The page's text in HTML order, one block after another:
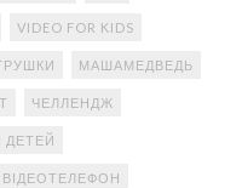
VIDEO FOR KIDS
МАШАМЕДВЕДЬ
ЧЕЛЛЕНДЖ
ДЕТЕЙ
ВІДЕОТЕЛЕФОН